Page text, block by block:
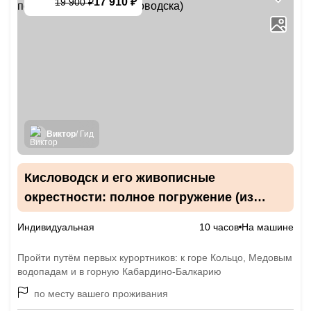
Виктор/ Гид
Кисловодск и его живописные
окрестности: полное погружение (из
Индивидуальная 10 часов На машине
Пройти путём первых курортников: к горе Кольцо, Медовым
водопадам и в горную Кабардино-Балкарию
по месту вашего проживания